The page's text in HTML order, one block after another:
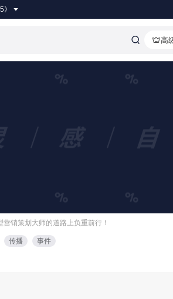
》
高
营销策划大师的道路上负重前行！
传播 事件